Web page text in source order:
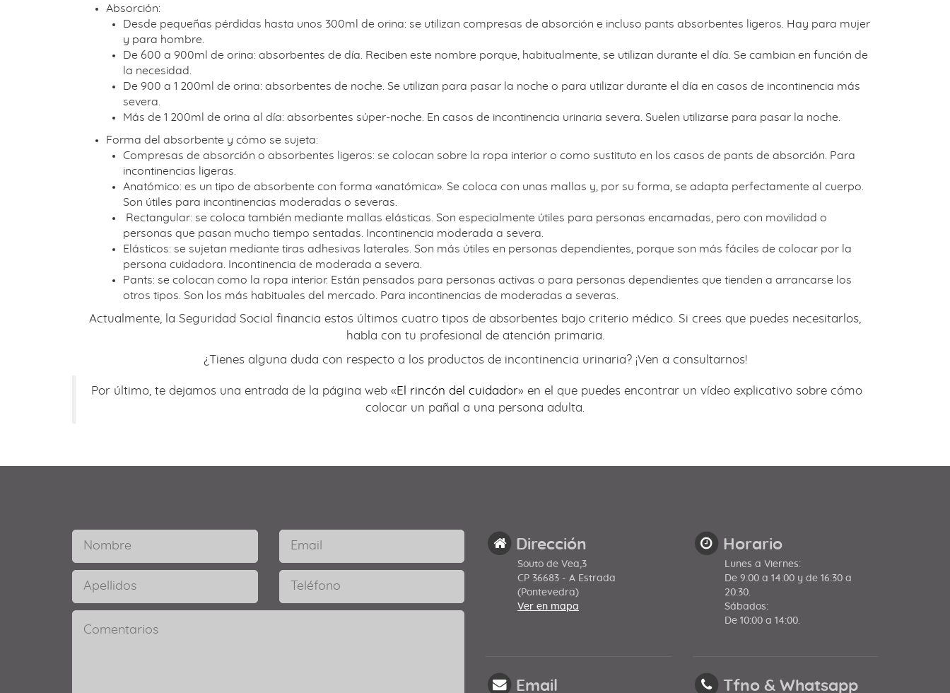
Absorción:
Desde pequeñas pérdidas hasta unos 300ml de orina: se utilizan compresas de absorción e incluso pants absorbentes ligeros. Hay para mujer
y para hombre.
De 600 a 900ml de orina: absorbentes de día. Reciben este nombre porque, habitualmente, se utilizan durante el día. Se cambian en función de
la necesidad.
De 900 a 1 200ml de orina: absorbentes de noche. Se utilizan para pasar la noche o para utilizar durante el día en casos de incontinencia más
severa.
Más de 1 200ml de orina al día: absorbentes súper-noche. En casos de incontinencia urinaria severa. Suelen utilizarse para pasar la noche.
Forma del absorbente y cómo se sujeta:
Compresas de absorción o absorbentes ligeros: se colocan sobre la ropa interior o como sustituto en los casos de pants de absorción. Para
incontinencias ligeras.
Anatómico: es un tipo de absorbente con forma «anatómica». Se coloca con unas mallas y, por su forma, se adapta perfectamente al cuerpo.
Son útiles para incontinencias moderadas o severas.
Rectangular: se coloca también mediante mallas elásticas. Son especialmente útiles para personas encamadas, pero con movilidad o
personas que pasan mucho tiempo sentadas. Incontinencia moderada a severa.
Elásticos: se sujetan mediante tiras adhesivas laterales. Son más útiles en personas dependientes, porque son más fáciles de colocar por la
persona cuidadora. Incontinencia de moderada a severa.
Pants: se colocan como la ropa interior. Están pensados para personas activas o para personas dependientes que tienden a arrancarse los
otros tipos. Son los más habituales del mercado. Para incontinencias de moderadas a severas.
Actualmente, la Seguridad Social financia estos últimos cuatro tipos de absorbentes bajo criterio médico. Si crees que puedes necesitarlos,
habla con tu profesional de atención primaria.
¿Tienes alguna duda con respecto a los productos de incontinencia urinaria? ¡Ven a consultarnos!
Por último, te dejamos una entrada de la página web «El rincón del cuidador» en el que puedes encontrar un vídeo explicativo sobre cómo
colocar un pañal a una persona adulta.
Dirección
Souto de Vea,3
CP 36683 - A Estrada
(Pontevedra)
Ver en mapa
Horario
Lunes a Viernes:
De 9:00 a 14:00 y de 16:30 a
20:30.
Sábados:
De 10:00 a 14:00.
Email Tfno & Whatsapp